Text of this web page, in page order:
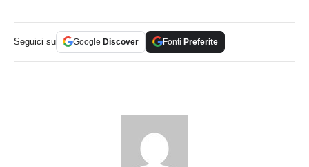
Seguici su Google Discover Fonti Preferite